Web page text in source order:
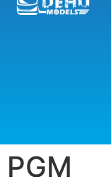
PGM